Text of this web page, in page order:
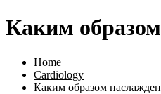
Каким образом
Home
Cardiology
Каким образом